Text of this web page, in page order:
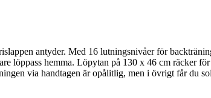
antyder. Med 16 lutningsnivåer för
löppass hemma. Löpytan på 130 x 46 cm räcker
via handtagen är opålitlig, men i övrigt får du